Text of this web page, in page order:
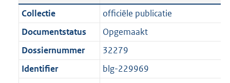
c
t
i
e
t
:
1
,
n
d
s
r
o
a
n
d
g
r
Collectie
officiële publicatie
Documentstatus
Opgemaakt
Dossiernummer
32279
Identifier
blg-229969